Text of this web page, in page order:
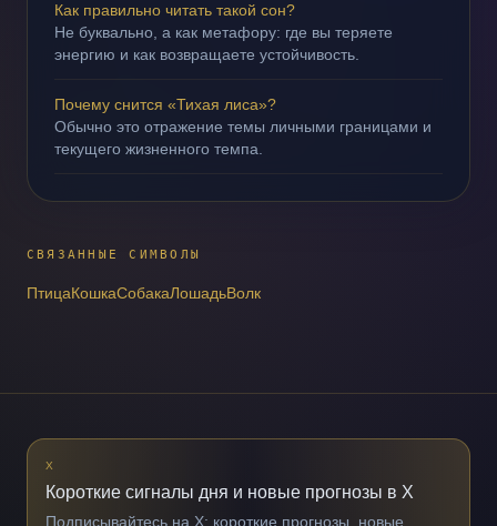
Как правильно читать такой сон?
Не буквально, а как метафору: где вы теряете
энергию и как возвращаете устойчивость.
Почему снится «Тихая лиса»?
Обычно это отражение темы личными границами и
текущего жизненного темпа.
СВЯЗАННЫЕ СИМВОЛЫ
ПтицаКошкаСобакаЛошадьВолк
X
Короткие сигналы дня и новые прогнозы в X
Подписывайтесь на X: короткие прогнозы, новые